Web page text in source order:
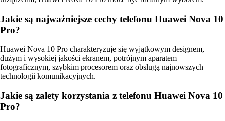
Jakie są najważniejsze cechy telefonu Huawei Nova 10
Pro?
Huawei Nova 10 Pro charakteryzuje się wyjątkowym designem,
dużym i wysokiej jakości ekranem, potrójnym aparatem
fotograficznym, szybkim procesorem oraz obsługą najnowszych
technologii komunikacyjnych.
Jakie są zalety korzystania z telefonu Huawei Nova 10
Pro?